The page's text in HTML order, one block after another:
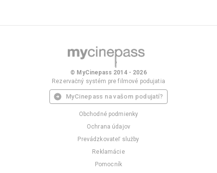
© MyCinepass 2014 - 2026
Rezervačný systém pre filmové podujatia
MyCinepass na vašom podujatí?
Obchodné podmienky
Ochrana údajov
Prevádzkovateľ služby
Reklamácie
Pomocník